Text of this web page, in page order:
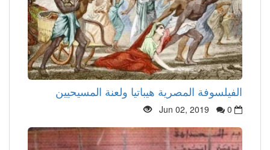
الفيلسوفة المصرية هيباتيا ولعنة المسيحيين
Jun 02, 2019 0